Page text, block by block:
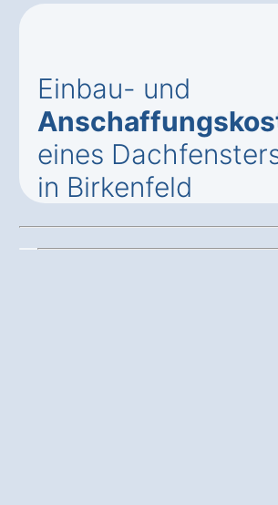
Einbau- und
eines
in Birkenfeld